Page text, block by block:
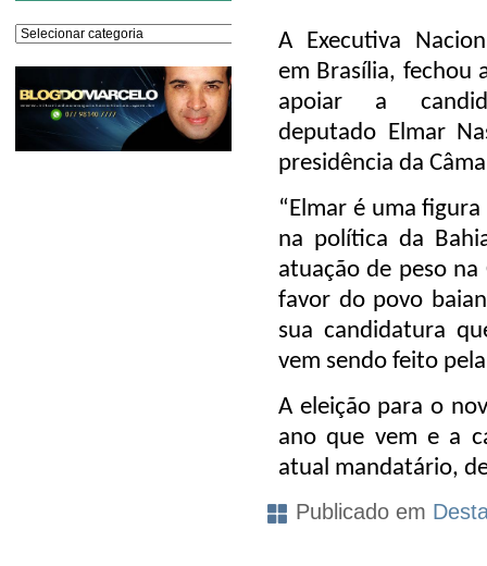
Editorias
A Executiva
em Brasília, fechou
apoiar a
deputado Elmar
presidência da
“Elmar é uma
na política da
atuação de peso na
favor do povo
sua candidatura
vem sendo feito
A eleição para o
ano que vem e a
atual mandatário,
Publicado em